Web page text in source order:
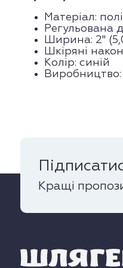
Матеріал:
Регульована
Ширина: 2"
Шкіряні
Колір: синій
Кращі